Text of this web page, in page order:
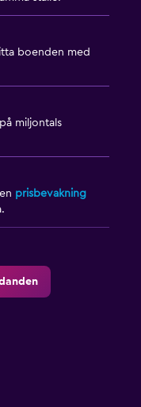
boenden med
miljontals
prisbevakning